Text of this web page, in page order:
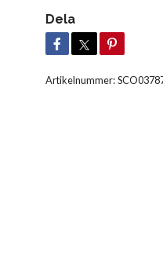
Dela
Artikelnummer: